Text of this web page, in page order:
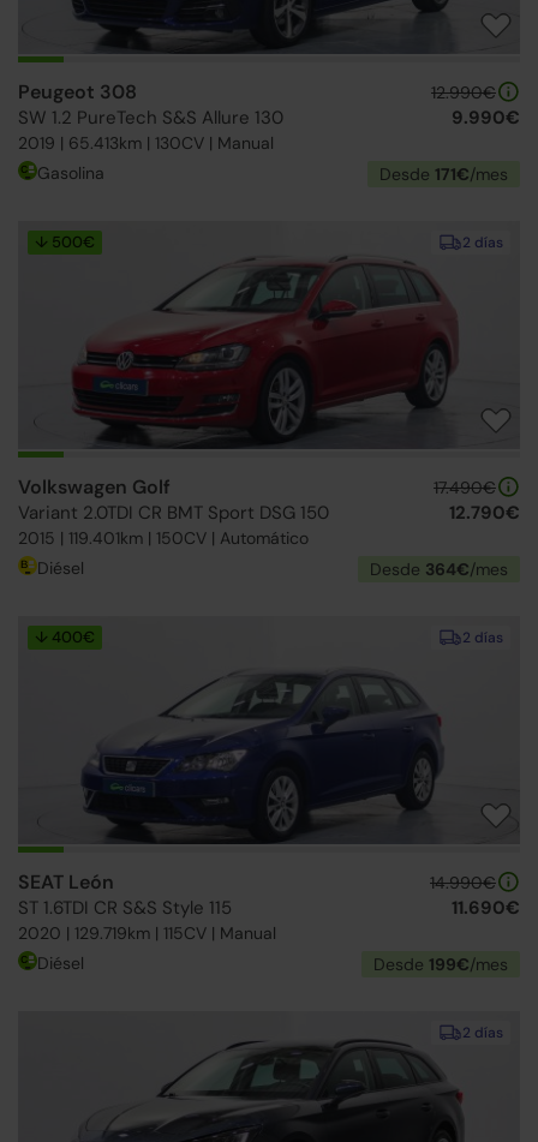
Peugeot 308
SW 1.2 PureTech S&S Allure 130
2019 | 65.413km | 130CV | Manual
12.990€
9.990€
Gasolina Desde 171€/mes
2 días
↓ 500€
Volkswagen Golf
Variant 2.0TDI CR BMT Sport DSG 150
2015 | 119.401km | 150CV | Automático
17.490€
12.790€
Diésel Desde 364€/mes
2 días
↓ 400€
SEAT León
ST 1.6TDI CR S&S Style 115
2020 | 129.719km | 115CV | Manual
14.990€
11.690€
Diésel Desde 199€/mes
2 días